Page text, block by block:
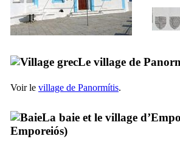
Le village de
Voir le village de Panormítis.
La baie et le village
Emporeiós)